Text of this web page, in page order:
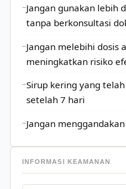
Jangan gunakan lebih
tanpa berkonsultasi
Jangan melebihi dosis
meningkatkan risiko
Sirup kering yang
setelah 7 hari
Jangan
INFORMASI KEAMANAN